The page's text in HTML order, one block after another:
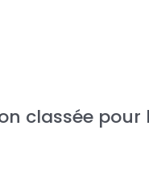
classée